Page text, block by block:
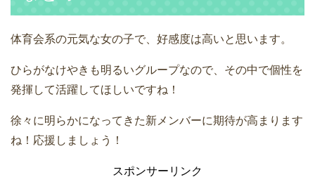
体育会系の元気な女の子で、好感度は高いと思います。
ひらがなけやきも明るいグループなので、その中で個性を
発揮して活躍してほしいですね！
徐々に明らかになってきた新メンバーに期待が高まります
ね！応援しましょう！
スポンサーリンク